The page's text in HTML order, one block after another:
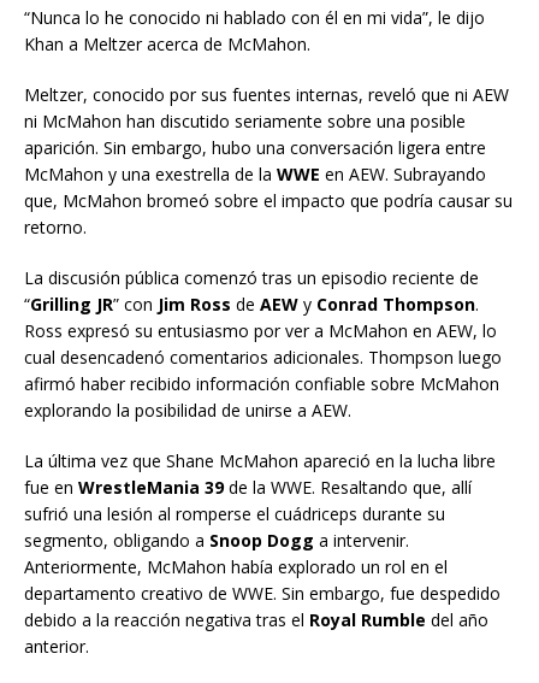
“Nunca lo he conocido ni hablado con él en mi vida”, le dijo
Khan a Meltzer acerca de McMahon.
Meltzer, conocido por sus fuentes internas, reveló que ni AEW
ni McMahon han discutido seriamente sobre una posible
aparición. Sin embargo, hubo una conversación ligera entre
McMahon y una exestrella de la WWE en AEW. Subrayando
que, McMahon bromeó sobre el impacto que podría causar su
retorno.
La discusión pública comenzó tras un episodio reciente de
“Grilling JR” con Jim Ross de AEW y Conrad Thompson.
Ross expresó su entusiasmo por ver a McMahon en AEW, lo
cual desencadenó comentarios adicionales. Thompson luego
afirmó haber recibido información confiable sobre McMahon
explorando la posibilidad de unirse a AEW.
La última vez que Shane McMahon apareció en la lucha libre
fue en WrestleMania 39de la WWE. Resaltando que, allí
sufrió una lesión al romperse el cuádriceps durante su
segmento, obligando a Snoop Dogg a intervenir.
Anteriormente, McMahon había explorado un rol en el
departamento creativo de WWE. Sin embargo, fue despedido
debido a la reacción negativa tras el Royal Rumble del año
anterior.